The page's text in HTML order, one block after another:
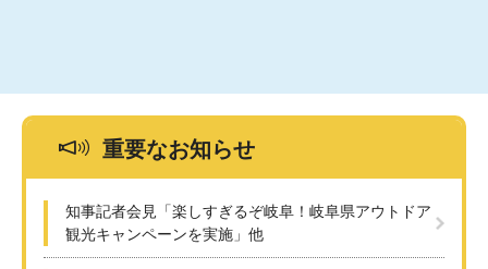
重要なお知らせ
知事記者会見「楽しすぎるぞ岐阜！岐阜県アウトドア
観光キャンペーンを実施」他